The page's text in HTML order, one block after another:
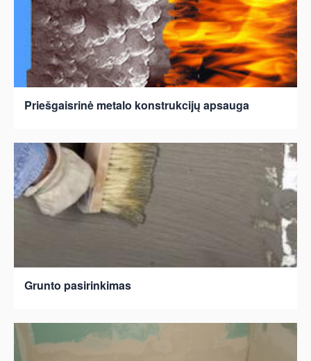
Priešgaisrinė metalo konstrukcijų apsauga
Grunto pasirinkimas